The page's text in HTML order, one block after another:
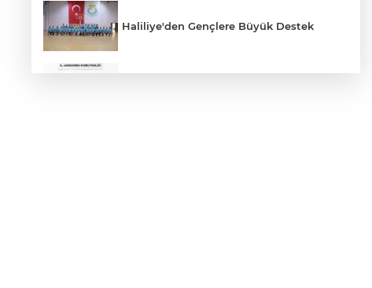
Haliliye'den Gençlere Büyük Destek